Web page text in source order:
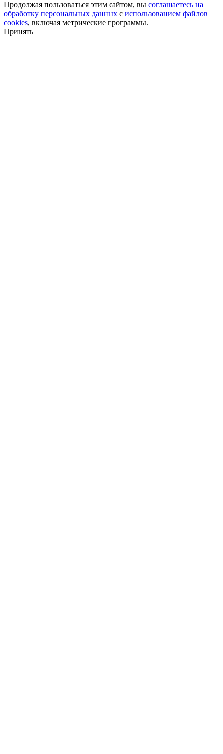
Продолжая пользоваться этим сайтом, вы соглашаетесь на
обработку персональных данных с использованием файлов
cookies, включая метрические программы.
Принять